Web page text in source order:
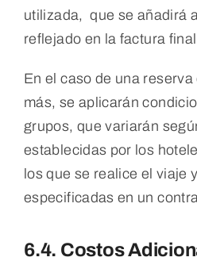
utilizada, que se añadirá
reflejado en la factura
En el caso de una
más, se aplicarán
grupos, que variarán
establecidas por los
los que se realice el viaje
especificadas en un
6.4. Costos